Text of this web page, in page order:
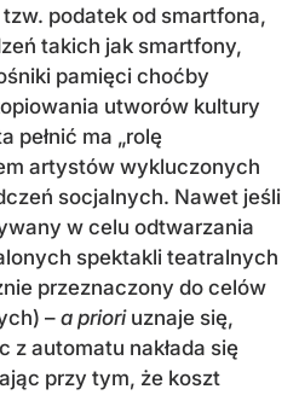
podatek od smartfona,
takich jak smartfony,
pamięci choćby
utworów kultury
pełnić ma „rolę
artystów wykluczonych
socjalnych. Nawet jeśli
w celu odtwarzania
spektakli teatralnych
przeznaczony do celów
– a prioriuznaje się,
z automatu nakłada się
przy tym, że koszt